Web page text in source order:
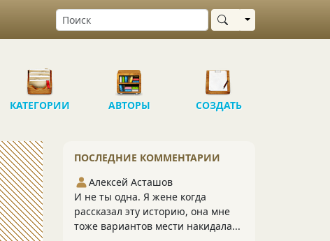
Выбрать область
КАТЕГОРИИ АВТОРЫ СОЗДАТЬ
ПОСЛЕДНИЕ КОММЕНТАРИИ
Алексей Асташов
И не ты одна. Я жене когда
рассказал эту историю, она мне
тоже вариантов мести накидала...